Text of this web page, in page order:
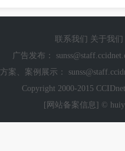
联系我们 关于我们
广告发布：
方案、案例展示：
Copyright 2000-2015
[网站备案信息] ©